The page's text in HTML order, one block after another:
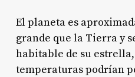
El planeta es
grande que la Tierra y
habitable de su
temperaturas podrían